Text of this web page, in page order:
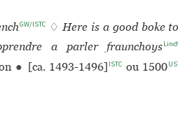
GW/ISTC♢Here is a good boke
a parler fraunchoys
● [ca. 1493-1496] ISTC ou 1500